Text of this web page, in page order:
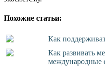
Похожие статьи:
Как
Как развивать
международные